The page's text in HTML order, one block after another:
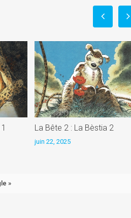
La Bête 2 : La Bèstia 2
juin 22, 2025
»